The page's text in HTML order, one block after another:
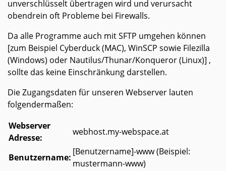
unverschlüsselt übertragen wird und verursacht
obendrein oft Probleme bei Firewalls.
Da alle Programme auch mit SFTP umgehen können
[zum Beispiel Cyberduck (MAC), WinSCP sowie Filezilla
(Windows) oder Nautilus/Thunar/Konqueror (Linux)] ,
sollte das keine Einschränkung darstellen.
Die Zugangsdaten für unseren Webserver lauten
folgendermaßen:
Webserver
Adresse:
webhost.my-webspace.at
Benutzername:
[Benutzername]-www (Beispiel:
mustermann-www)